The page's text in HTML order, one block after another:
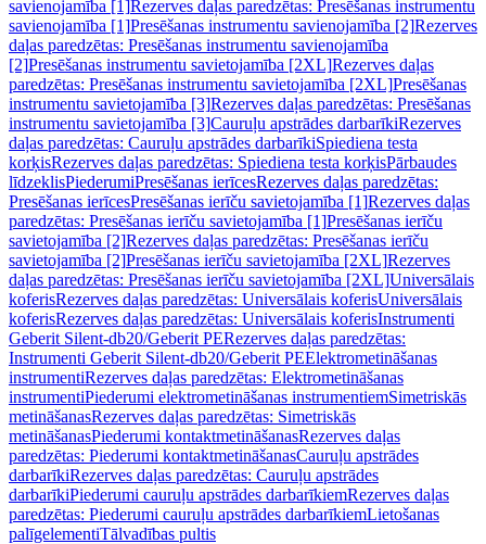
savienojamība [1]Rezerves daļas paredzētas: Presēšanas instrumentu
savienojamība [1]Presēšanas instrumentu savienojamība [2]Rezerves
daļas paredzētas: Presēšanas instrumentu savienojamība
[2]Presēšanas instrumentu savietojamība [2XL]Rezerves daļas
paredzētas: Presēšanas instrumentu savietojamība [2XL]Presēšanas
instrumentu savietojamība [3]Rezerves daļas paredzētas: Presēšanas
instrumentu savietojamība [3]Cauruļu apstrādes darbarīkiRezerves
daļas paredzētas: Cauruļu apstrādes darbarīkiSpiediena testa
korķisRezerves daļas paredzētas: Spiediena testa korķisPārbaudes
līdzeklisPiederumiPresēšanas ierīcesRezerves daļas paredzētas:
Presēšanas ierīcesPresēšanas ierīču savietojamība [1]Rezerves daļas
paredzētas: Presēšanas ierīču savietojamība [1]Presēšanas ierīču
savietojamība [2]Rezerves daļas paredzētas: Presēšanas ierīču
savietojamība [2]Presēšanas ierīču savietojamība [2XL]Rezerves
daļas paredzētas: Presēšanas ierīču savietojamība [2XL]Universālais
koferisRezerves daļas paredzētas: Universālais koferisUniversālais
koferisRezerves daļas paredzētas: Universālais koferisInstrumenti
Geberit Silent-db20/Geberit PERezerves daļas paredzētas:
Instrumenti Geberit Silent-db20/Geberit PEElektrometināšanas
instrumentiRezerves daļas paredzētas: Elektrometināšanas
instrumentiPiederumi elektrometināšanas instrumentiemSimetriskās
metināšanasRezerves daļas paredzētas: Simetriskās
metināšanasPiederumi kontaktmetināšanasRezerves daļas
paredzētas: Piederumi kontaktmetināšanasCauruļu apstrādes
darbarīkiRezerves daļas paredzētas: Cauruļu apstrādes
darbarīkiPiederumi cauruļu apstrādes darbarīkiemRezerves daļas
paredzētas: Piederumi cauruļu apstrādes darbarīkiemLietošanas
palīgelementiTālvadības pultis